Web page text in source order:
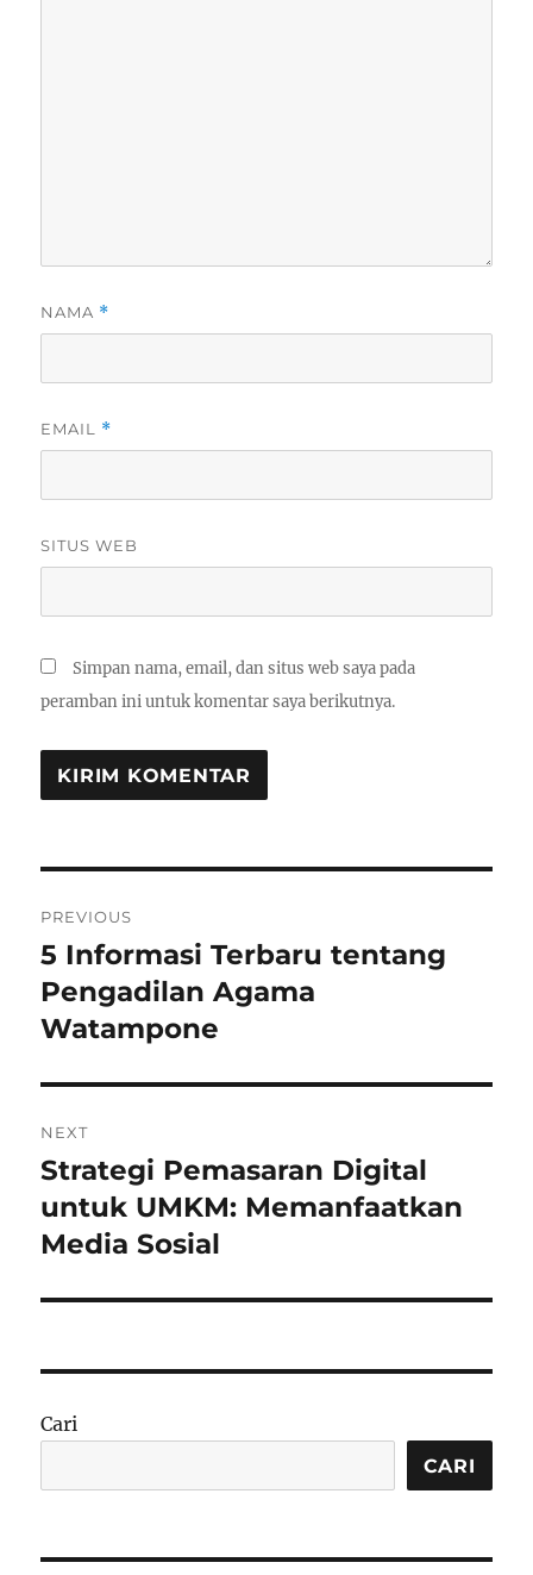
NAMA *
EMAIL *
SITUS WEB
Simpan nama, email, dan situs web saya pada
peramban ini untuk komentar saya berikutnya.
pos
PREVIOUS
Previous
post:
5 Informasi Terbaru tentang
Pengadilan Agama
Watampone
NEXT
Next
post:
Strategi Pemasaran Digital
untuk UMKM: Memanfaatkan
Media Sosial
Cari
CARI